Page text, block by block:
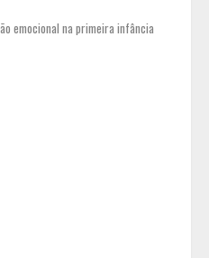
emocional na primeira infância